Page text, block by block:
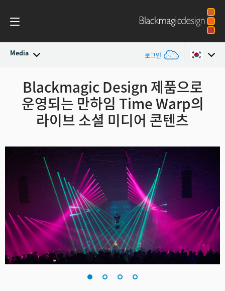
Media 로그인
최신 소식
뉴스 아카이브
Argentina
Australia
Austria
Brazil
Canada
China
Denmark
Finland
France
Blackmagic Design 제품으로
운영되는 만하임 Time Warp의
라이브 소셜 미디어 콘텐츠